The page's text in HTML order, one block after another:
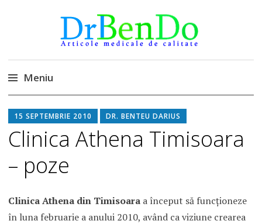
DrBendo.ro
Alimentatia sa iti fie medicatia
Meniu
la
conținut
15 SEPTEMBRIE 2010 DR. BENTEU DARIUS
Clinica Athena Timisoara
– poze
Clinica Athena din Timisoaraa început să funcţioneze
în luna februarie a anului 2010, având ca viziune crearea